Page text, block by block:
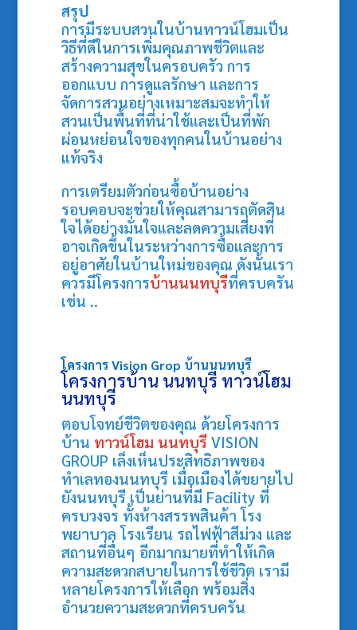
สรุป
การมีระบบสวนในบ้านทาวน์โฮมเป็น
วิธีที่ดีในการเพิ่มคุณภาพชีวิตและ
สร้างความสุขในครอบครัว การ
ออกแบบ การดูแลรักษา และการ
จัดการสวนอย่างเหมาะสมจะทำให้
สวนเป็นพื้นที่ที่น่าใช้และเป็นที่พัก
ผ่อนหย่อนใจของทุกคนในบ้านอย่าง
แท้จริง
การเตรียมตัวก่อนซื้อบ้านอย่าง
รอบคอบจะช่วยให้คุณสามารถตัดสิน
ใจได้อย่างมั่นใจและลดความเสี่ยงที่
อาจเกิดขึ้นในระหว่างการซื้อและการ
อยู่อาศัยในบ้านใหม่ของคุณ ดังนั้นเรา
ควรมีโครงการบ้านนนทบุรีที่ครบครัน
เช่น ..
โครงการ Vision Grop บ้านนนทบุรี
โครงการบ้าน นนทบุรี ทาวน์โฮม
นนทบุรี
ตอบโจทย์ชีวิตของคุณ ด้วยโครงการ
บ้าน ทาวน์โฮม นนทบุรี VISION
GROUP เล็งเห็นประสิทธิภาพของ
ทำเลทองนนทบุรี เมื่อเมืองได้ขยายไป
ยังนนทบุรี เป็นย่านที่มี Facility ที่
ครบวงจร ทั้งห้างสรรพสินค้า โรง
พยาบาล โรงเรียน รถไฟฟ้าสีม่วง และ
สถานที่อื่นๆ อีกมากมายที่ทำให้เกิด
ความสะดวกสบายในการใช้ชีวิต เรามี
หลายโครงการให้เลือก พร้อมสิ่ง
อำนวยความสะดวกที่ครบครัน